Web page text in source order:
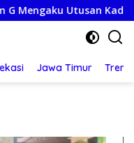
Utusan Kadis
Jawa Timur